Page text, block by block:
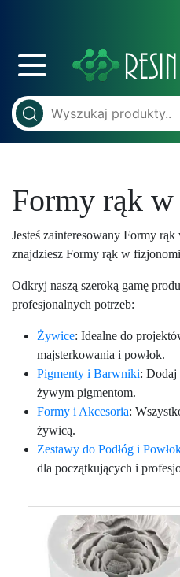
Formy rąk
Jesteś zainteresowany Formy
znajdziesz Formy rąk w
Odkryj naszą szeroką gamę
profesjonalnych potrzeb:
Żywice: Idealne do
majsterkowania i powłok.
Pigmenty i Barwniki: Dodaj
żywym pigmentom.
Formy i Akcesoria:
żywicą.
Zestawy do Podłóg i
dla początkujących i